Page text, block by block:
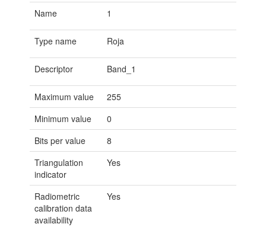
Name 1
Type name Roja
Descriptor Band_1
Maximum value
255
Minimum value
0
Bits per value
8
Triangulation
indicator
Yes
Radiometric
calibration data
availability
Yes